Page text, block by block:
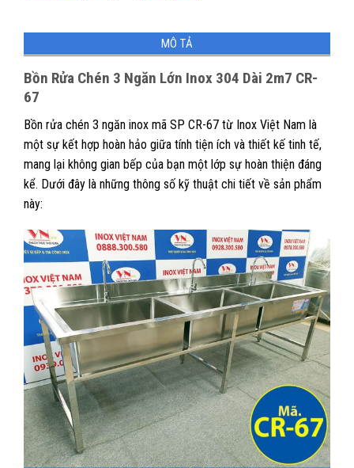
MÔ TẢ
Bồn Rửa Chén 3 Ngăn Lớn Inox 304 Dài 2m7 CR-
67
Bồn rửa chén 3 ngăn inox mã SP CR-67 từ Inox Việt Nam là
một sự kết hợp hoàn hảo giữa tính tiện ích và thiết kế tinh tế,
mang lại không gian bếp của bạn một lớp sự hoàn thiện đáng
kể. Dưới đây là những thông số kỹ thuật chi tiết về sản phẩm
này: